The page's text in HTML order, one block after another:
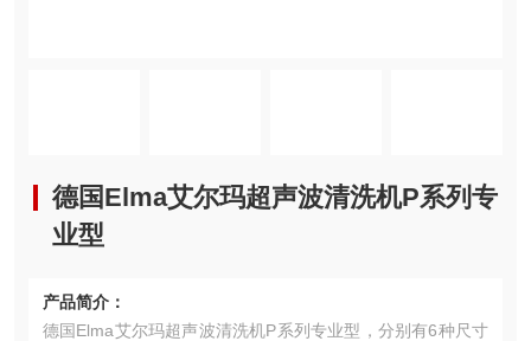
德国Elma艾尔玛超声波清洗机P系列专
业型
产品简介：
德国Elma艾尔玛超声波清洗机P系列专业型，分别有6种尺寸